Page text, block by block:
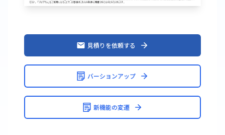
見積りを依頼する
バーションアップ
新機能の変遷